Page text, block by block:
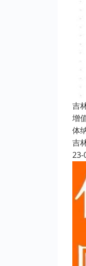
吉
增
体
吉
23-